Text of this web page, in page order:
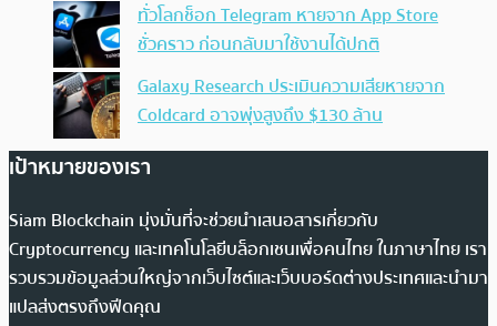
ทั่วโลกช็อก Telegram หายจาก App Store
ชั่วคราว ก่อนกลับมาใช้งานได้ปกติ
Galaxy Research ประเมินความเสียหายจาก
Coldcard อาจพุ่งสูงถึง $130 ล้าน
เป้าหมายของเรา
Siam Blockchain มุ่งมั่นที่จะช่วยนำเสนอสารเกี่ยวกับ
Cryptocurrency และเทคโนโลยีบล็อกเชนเพื่อคนไทย ในภาษาไทย เรา
รวบรวมข้อมูลส่วนใหญ่จากเว็บไซต์และเว็บบอร์ดต่างประเทศและนำมา
แปลส่งตรงถึงฟีดคุณ